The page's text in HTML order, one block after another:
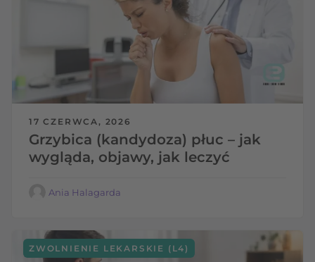
17 CZERWCA, 2026
Grzybica (kandydoza) płuc – jak
wygląda, objawy, jak leczyć
Ania Halagarda
ZWOLNIENIE LEKARSKIE (L4)